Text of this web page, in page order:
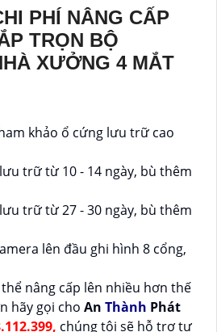
PHÍ NÂNG CẤP
TRỌN BỘ
XƯỞNG 4 MẮT
khảo ổ cứng lưu trữ cao
trữ từ 10 - 14 ngày, bù thêm
trữ từ 27 - 30 ngày, bù thêm
lên đầu ghi hình 8 cổng,
nâng cấp lên nhiều hơn thế
hãy gọi cho An Thành Phát
chúng tôi sẽ hỗ trợ tư